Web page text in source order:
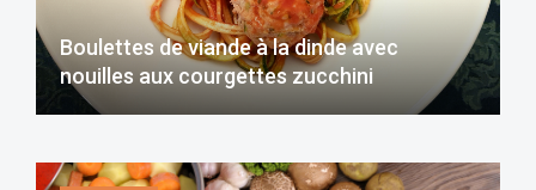
Boulettes de viande à la dinde avec
nouilles aux courgettes zucchini